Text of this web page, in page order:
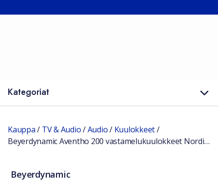
Kategoriat
Kauppa/ TV & Audio/Audio/ Kuulokkeet/
Beyerdynamic Aventho 200 vastamelukuulokkeet Nordic Grey
Beyerdynamic